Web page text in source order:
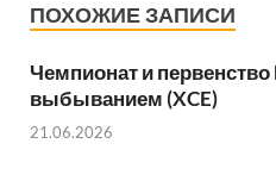
ПОХОЖИЕ ЗАПИСИ
Чемпионат и первенство
выбыванием (XCE)
21.06.2026